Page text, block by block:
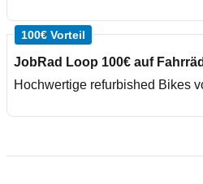
100€ Vorteil
JobRad Loop 100€ auf
Hochwertige refurbished Bikes